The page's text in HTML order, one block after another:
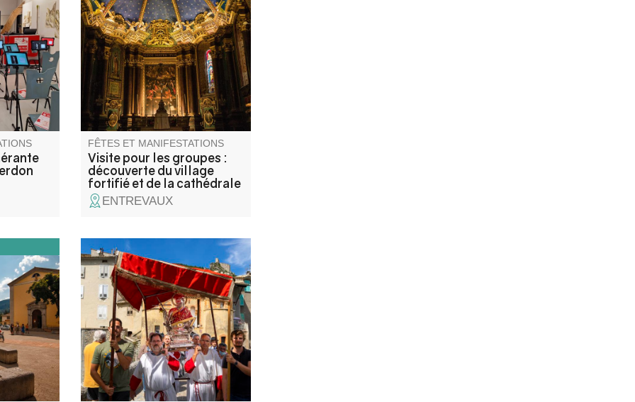
à
Folie
un
un
Une
ludique
et
fortifié et une découverte de la
cathédrale.
FÊTES ET MANIFESTATIONS
Visite pour les groupes :
découverte du village
fortifié et de la cathédrale
ENTREVAUX
les
sites
guidée
les
à
Fête traditionnelle de la Saint-
Jean Baptiste avec feu de la
Saint-Jean et pèlerinage
jusqu'à la chapelle de Saint-
Jean du Désert assuré par la
confrérie des Saint-Jeanistes.